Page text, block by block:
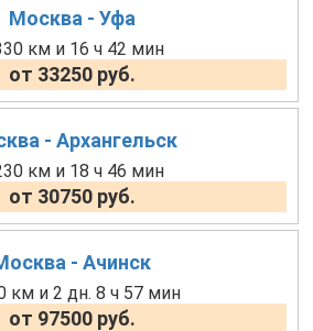
Москва - Уфа
км и 16 ч 42 мин
от 33250 руб.
- Архангельск
км и 18 ч 46 мин
от 30750 руб.
- Ачинск
км и 2 дн. 8 ч 57 мин
от 97500 руб.